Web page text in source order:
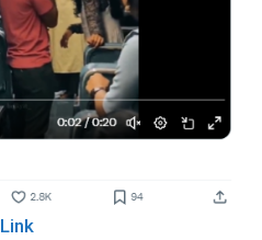
Link